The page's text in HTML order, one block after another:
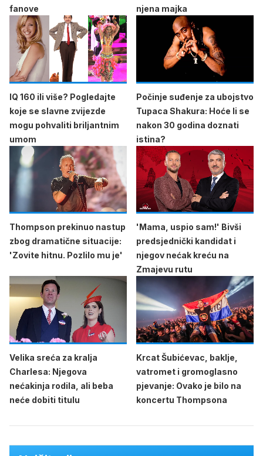
fanove
njena majka
IQ 160 ili više? Pogledajte
koje se slavne zvijezde
mogu pohvaliti briljantnim
umom
Počinje suđenje za ubojstvo
Tupaca Shakura: Hoće li se
nakon 30 godina doznati
istina?
Thompson prekinuo nastup
zbog dramatične situacije:
'Zovite hitnu. Pozlilo mu je'
'Mama, uspio sam!' Bivši
predsjednički kandidat i
njegov nećak kreću na
Zmajevu rutu
Velika sreća za kralja
Charlesa: Njegova
nećakinja rodila, ali beba
neće dobiti titulu
Krcat Šubićevac, baklje,
vatromet i gromoglasno
pjevanje: Ovako je bilo na
koncertu Thompsona